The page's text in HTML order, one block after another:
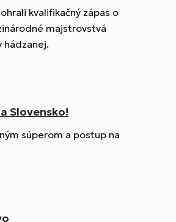
kvalifikačný zápas o
majstrovstvá
hádzanej.
Slovensko!
súperom a postup na